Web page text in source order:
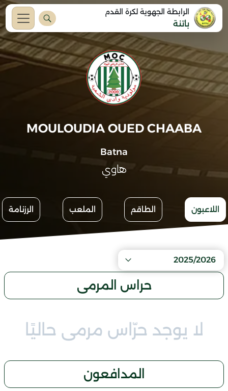
الرابطة الجهوية لكرة القدم
باتنة
MOULOUDIA OUED CHAABA
Batna
هاوي
اللاعبون الطاقم الملعب الرزنامة
2025/2026
حراس المرمى
لا يوجد حرّاس مرمى حاليًا
المدافعون